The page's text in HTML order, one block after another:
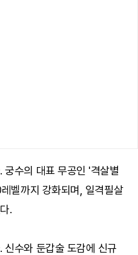
궁수의 대표 무공인 '격살별
벨까지 강화되며, 일격필살
.
신수와 둔갑술 도감에 신규